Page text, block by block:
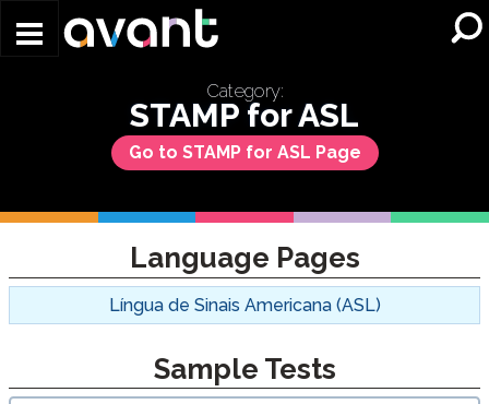
Category:
STAMP for ASL
Go to STAMP for ASL Page
Language Pages
Língua de Sinais Americana (ASL)
Sample Tests